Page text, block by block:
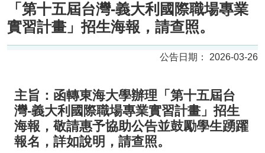
「第十五屆台灣-義大利國際職場專業
實習計畫」招生海報，請查照。
2026-03-26
主旨：函轉東海大學辦理「第十五屆台
灣-義大利國際職場專業實習計畫」招生
海報，敬請惠予協助公告並鼓勵學生踴躍
報名，詳如說明，請查照。